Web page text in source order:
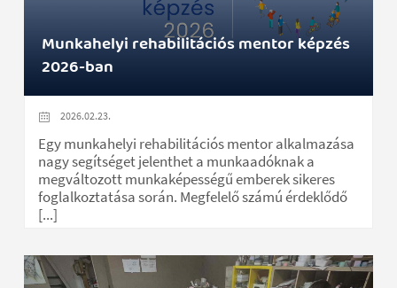
Munkahelyi rehabilitációs mentor képzés
2026-ban
2026.02.23.
Egy munkahelyi rehabilitációs mentor alkalmazása
nagy segítséget jelenthet a munkaadóknak a
megváltozott munkaképességű emberek sikeres
foglalkoztatása során. Megfelelő számú érdeklődő
[...]